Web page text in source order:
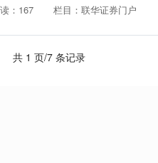
：167 栏目：联华证券门户
共 1 页/7 条记录